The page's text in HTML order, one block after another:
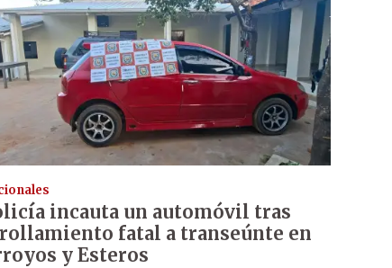
incauta un automóvil tras
fatal a transeúnte en
y Esteros